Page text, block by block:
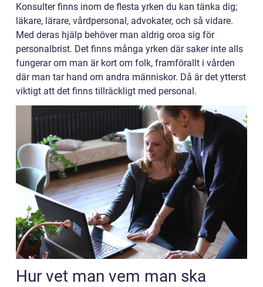
Konsulter finns inom de flesta yrken du kan tänka dig;
läkare, lärare, vårdpersonal, advokater, och så vidare.
Med deras hjälp behöver man aldrig oroa sig för
personalbrist. Det finns många yrken där saker inte alls
fungerar om man är kort om folk, framförallt i vården
där man tar hand om andra människor. Då är det ytterst
viktigt att det finns tillräckligt med personal.
Hur vet man vem man ska